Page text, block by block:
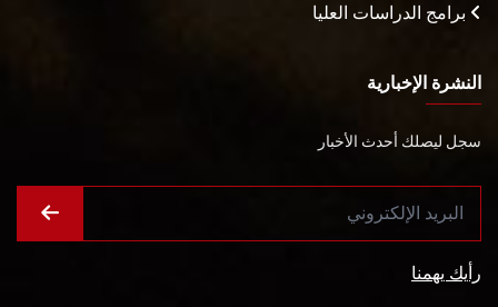
برامج الدراسات العليا
النشرة الإخبارية
سجل ليصلك أحدث الأخبار
رأيك يهمنا